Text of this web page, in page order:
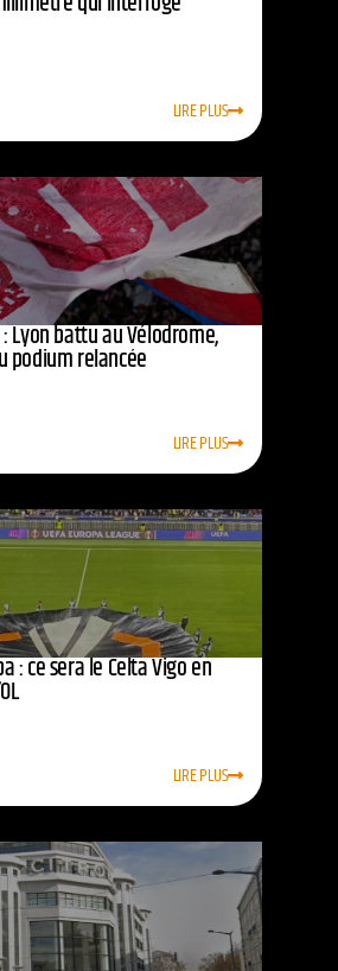
LIRE PLUS
: Lyon battu au Vélodrome,
podium relancée
LIRE PLUS
: ce sera le Celta Vigo en
LIRE PLUS